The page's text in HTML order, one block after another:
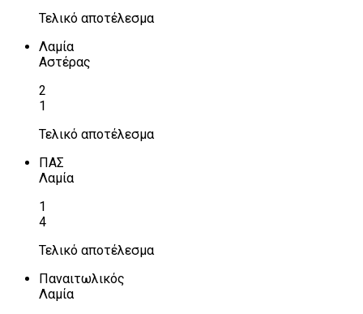
Τελικό αποτέλεσμα
Λαμία
Αστέρας
2
1
Τελικό αποτέλεσμα
ΠΑΣ
Λαμία
1
4
Τελικό αποτέλεσμα
Παναιτωλικός
Λαμία